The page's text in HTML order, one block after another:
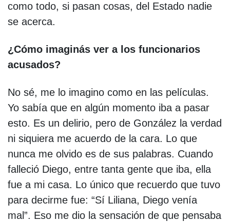
como todo, si pasan cosas, del Estado nadie
se acerca.
¿Cómo imaginás ver a los funcionarios
acusados?
No sé, me lo imagino como en las películas.
Yo sabía que en algún momento iba a pasar
esto. Es un delirio, pero de González la verdad
ni siquiera me acuerdo de la cara. Lo que
nunca me olvido es de sus palabras. Cuando
falleció Diego, entre tanta gente que iba, ella
fue a mi casa. Lo único que recuerdo que tuvo
para decirme fue: “Sí Liliana, Diego venía
mal”. Eso me dio la sensación de que pensaba